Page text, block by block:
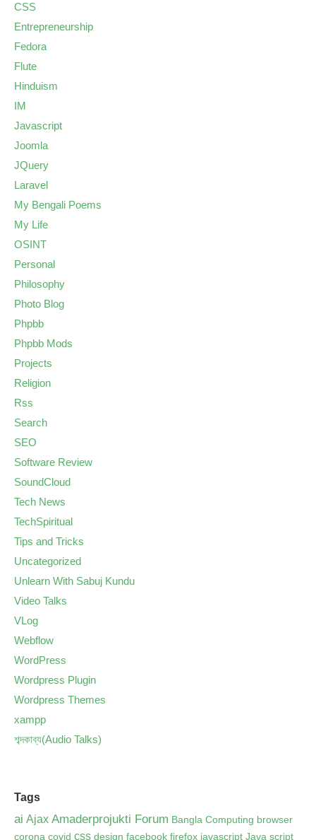
CSS
Entrepreneurship
Fedora
Flute
Hinduism
IM
Javascript
Joomla
JQuery
Laravel
My Bengali Poems
My Life
OSINT
Personal
Philosophy
Photo Blog
Phpbb
Phpbb Mods
Projects
Religion
Rss
Search
SEO
Software Review
SoundCloud
Tech News
TechSpiritual
Tips and Tricks
Uncategorized
Unlearn With Sabuj Kundu
Video Talks
VLog
Webflow
WordPress
Wordpress Plugin
Wordpress Themes
xampp
শব্দকাব্য(Audio Talks)
Tags
ai Ajax Amaderprojukti Forum Bangla Computing browser
corona covid css design facebook firefox javascript Java script